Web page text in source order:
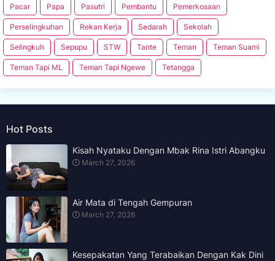
Pacar Papa Pasutri Pembantu Pemerkosaan
Perselingkuhan Rekan Kerja Sedarah Sekolah
Selingkuh Sepupu STW Tante Teman Teman Suami
Teman Tapi ML Teman Tapi Ngewe Tetangga
Hot Posts
Kisah Nyataku Dengan Mbak Rina Istri Abangku
March 27, 2026
Air Mata di Tengah Gempuran
March 27, 2026
Kesepakatan Yang Terabaikan Dengan Kak Dini